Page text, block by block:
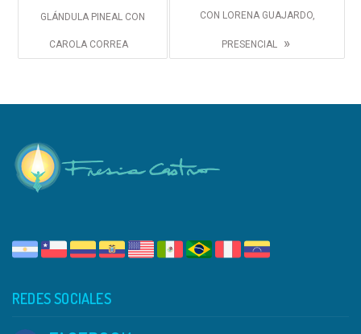
GLÁNDULA PINEAL CON
CAROLA CORREA
CON LORENA GUAJARDO,
PRESENCIAL »
REDES SOCIALES